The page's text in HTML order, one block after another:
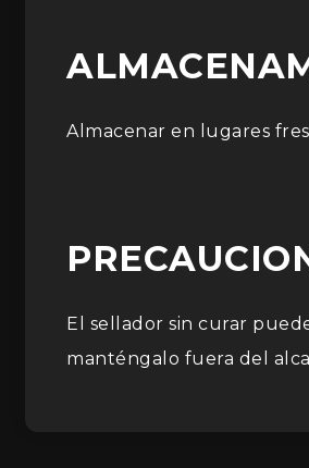
Almacenar en lugares
El sellador sin curar
manténgalo fuera del